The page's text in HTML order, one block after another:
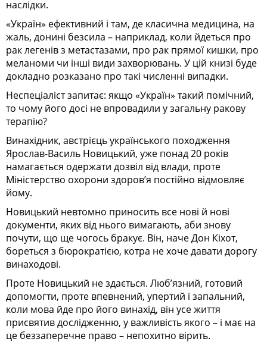
наслідки.
«Україн» ефективний і там, де класична медицина, на
жаль, донині безсила – наприклад, коли йдеться про
рак легенів з метастазами, про рак прямої кишки, про
меланоми чи інші види захворювань. У цій книзі буде
докладно розказано про такі численні випадки.
Неспеціаліст запитає: якщо «Україн» такий помічний,
то чому його досі не впровадили у загальну ракову
терапію?
Винахідник, австрієць українського походження
Ярослав-Василь Новиць­кий, уже понад 20 років
намагається одержати дозвіл від влади, проте
Міністерство охорони здоров’я постійно відмовляє
йому.
Новицький невтомно приносить все нові й нові
документи, яких від нього вимагають, аби знову
почути, що ще чогось бракує. Він, наче Дон Кіхот,
бореться з бюрократією, котра не хоче давати дорогу
винаходові.
Проте Новицький не здається. Люб’язний, готовий
допомогти, проте впевнений, упертий і запальний,
коли мова йде про його винахід, він усе життя
присвятив дослідженню, у важливість якого – і має на
це беззаперечне право – непохитно вірить.